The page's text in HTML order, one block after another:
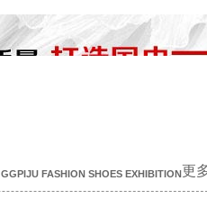
更
GGPIJU FASHION SHOES EXHIBITION